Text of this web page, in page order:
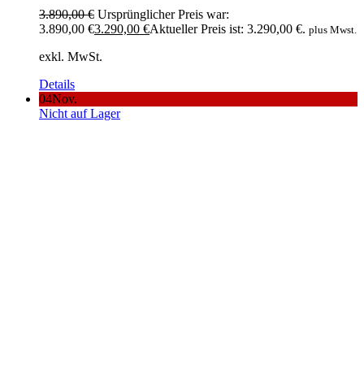
3.890,00€ Ursprünglicher Preis war:
3.890,00 €3.290,00 €Aktueller Preis ist: 3.290,00 €. plus Mwst.
exkl. MwSt.
Details
04Nov.
Nicht auf Lager